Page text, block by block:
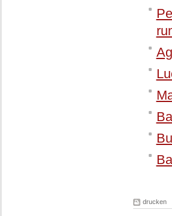
drucken